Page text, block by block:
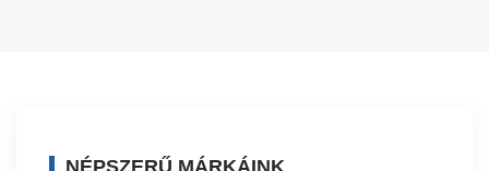
NÉPSZERŰ MÁRKÁINK